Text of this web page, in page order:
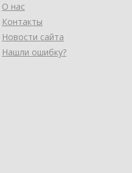
О нас
Контакты
Новости сайта
Нашли ошибку?